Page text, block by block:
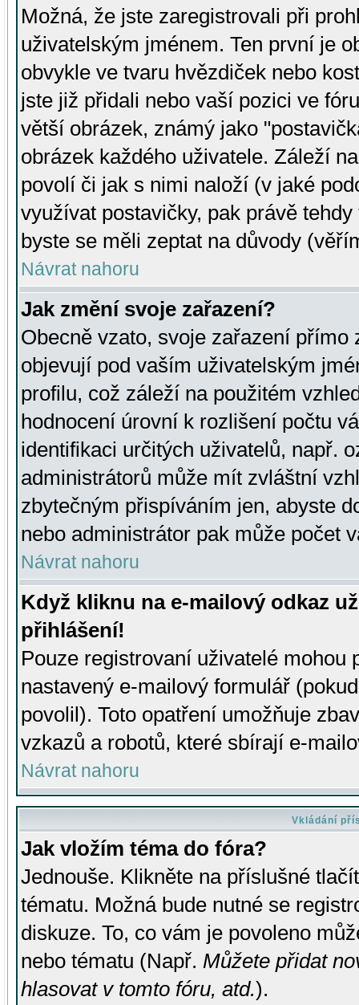
Možná, že jste zaregistrovali při
uživatelským jménem. Ten první je
obvykle ve tvaru hvězdiček nebo
jste již přidali nebo vaší pozici ve
větší obrázek, známý jako
obrázek každého uživatele. Záleží
povolí či jak s nimi naloží (v jaké
využívat postavičky, pak právě
byste se měli zeptat na důvody
Návrat nahoru
Jak změní svoje zařazení?
Obecně vzato, svoje zařazení přímo
objevují pod vaším uživatelským
profilu, což záleží na použitém
hodnocení úrovní k rozlišení počtu
identifikaci určitých uživatelů, např.
administrátorů může mít zvláštní
zbytečným přispíváním jen, abyste
nebo administrátor pak může počet
Návrat nahoru
Když kliknu na e-mailový odkaz
přihlášení!
Pouze registrovaní uživatelé mohou
nastavený e-mailový formulář
povolil). Toto opatření umožňuje
vzkazů a robotů, které sbírají e-
Návrat nahoru
Vkládání
Jak vložím téma do fóra?
Jednouše. Klikněte na příslušné
tématu. Možná bude nutné se
diskuze. To, co vám je povoleno
nebo tématu (Např. Můžete přidat
hlasovat v tomto fóru, atd.).